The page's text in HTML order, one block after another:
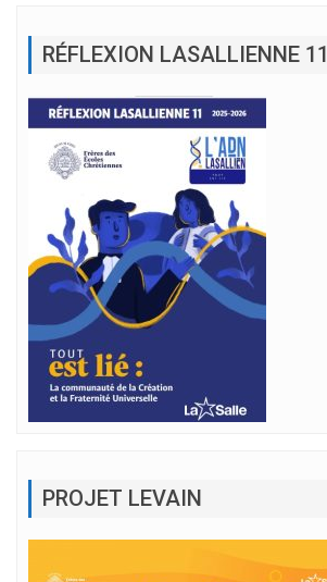
RÉFLEXION LASALLIENNE 11
PROJET LEVAIN